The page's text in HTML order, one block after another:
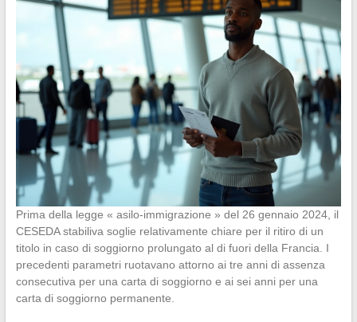
Prima della legge « asilo-immigrazione » del 26 gennaio 2024, il
CESEDA stabiliva soglie relativamente chiare per il ritiro di un
titolo in caso di soggiorno prolungato al di fuori della Francia. I
precedenti parametri ruotavano attorno ai tre anni di assenza
consecutiva per una carta di soggiorno e ai sei anni per una
carta di soggiorno permanente.